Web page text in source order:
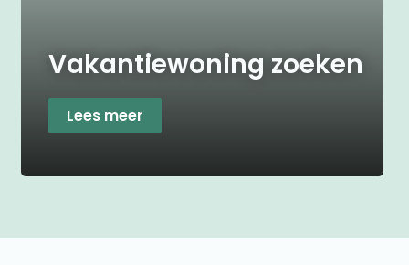
Vakantiewoning zoeken
Lees meer